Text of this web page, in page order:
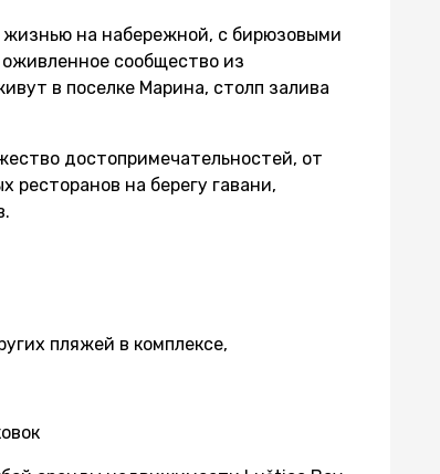
на набережной, с бирюзовыми
сообщество из
в поселке Марина, столп залива
достопримечательностей, от
ресторанов на берегу гавани,
пляжей в комплексе,